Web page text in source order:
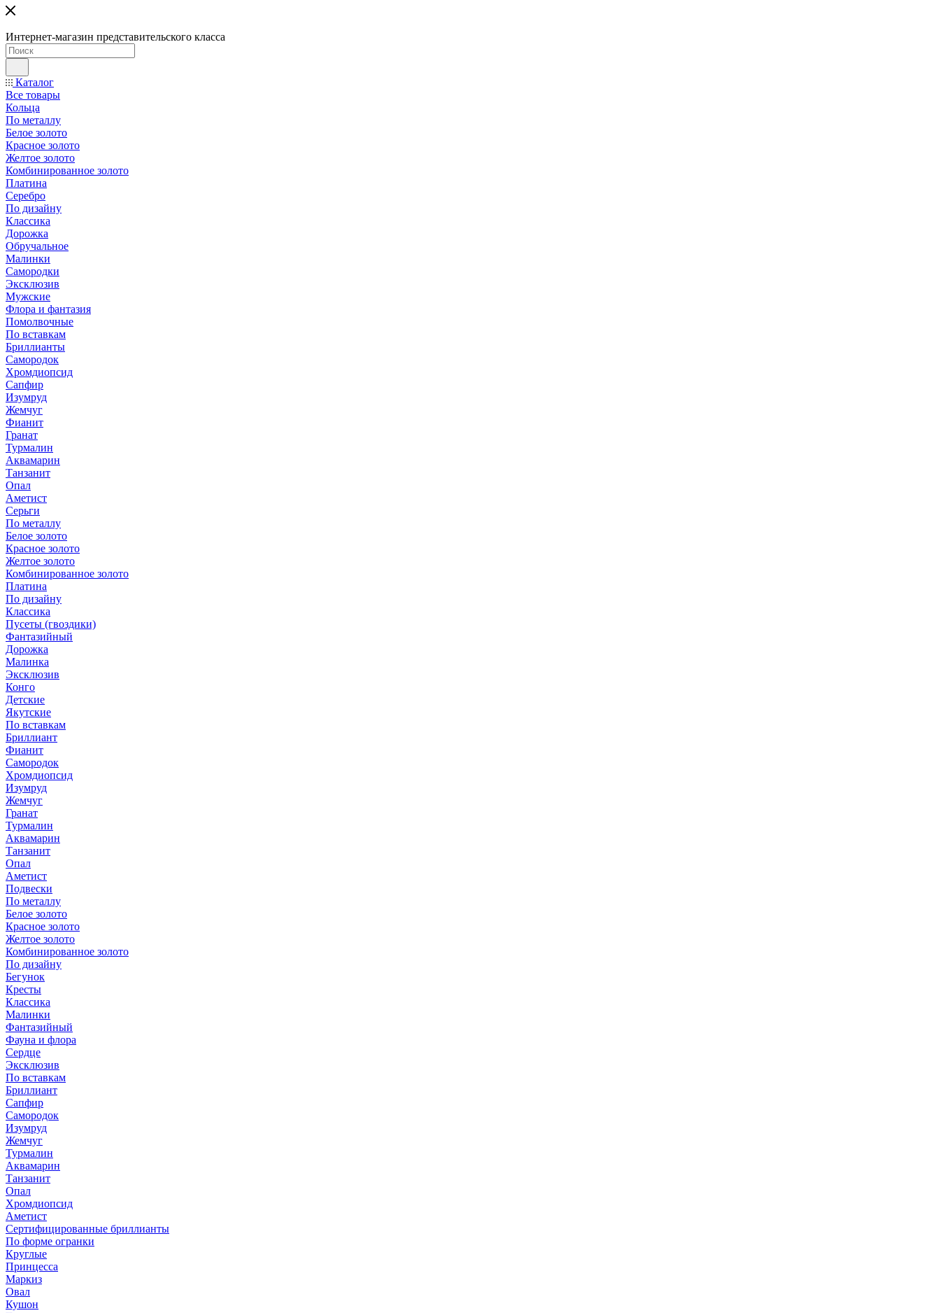
Интернет-магазин представительского класса
Каталог
Все товары
Кольца
По металлу
Белое золото
Красное золото
Желтое золото
Комбинированное золото
Платина
Серебро
По дизайну
Классика
Дорожка
Обручальное
Малинки
Самородки
Эксклюзив
Мужские
Флора и фантазия
Помолвочные
По вставкам
Бриллианты
Самородок
Хромдиопсид
Сапфир
Изумруд
Жемчуг
Фианит
Гранат
Турмалин
Аквамарин
Танзанит
Опал
Аметист
Серьги
По металлу
Белое золото
Красное золото
Желтое золото
Комбинированное золото
Платина
По дизайну
Классика
Пусеты (гвоздики)
Фантазийный
Дорожка
Малинка
Эксклюзив
Конго
Детские
Якутские
По вставкам
Бриллиант
Фианит
Самородок
Хромдиопсид
Изумруд
Жемчуг
Гранат
Турмалин
Аквамарин
Танзанит
Опал
Аметист
Подвески
По металлу
Белое золото
Красное золото
Желтое золото
Комбинированное золото
По дизайну
Бегунок
Кресты
Классика
Малинки
Фантазийный
Фауна и флора
Сердце
Эксклюзив
По вставкам
Бриллиант
Сапфир
Самородок
Изумруд
Жемчуг
Турмалин
Аквамарин
Танзанит
Опал
Хромдиопсид
Аметист
Сертифицированные бриллианты
По форме огранки
Круглые
Принцесса
Маркиз
Овал
Кушон